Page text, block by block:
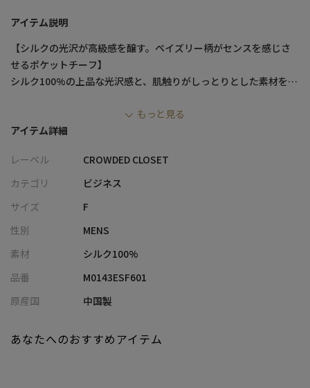
アイテム説明
【シルクの光沢が高級感を醸す。ペイズリー柄がセンスを感じさ
せるポケットチーフ】
シルク100%の上品な光沢感と、肌触りがしっとりとした素材を使
胸ポケットに入れ、さりげなくチーフを覗かせると、コーディネ
ートに変化が生まれ、
ビジネス使いだけでなく、パーティーや結婚式にも大活躍、オシ
ャレを楽しみたい方の必需品です。
同色、同素材のネクタイをご用意しております。セットでお使い
いただくと統一感がありオススメです。
【カラー】
もっと見る
アイテム詳細
レーベル
CROWDED CLOSET
カテゴリ
ビジネス
サイズ
F
性別
MENS
素材
シルク100%
品番
M0143ESF601
原産国
中国製
あなたへのおすすめアイテム